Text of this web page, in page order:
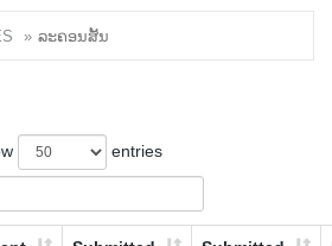
ລະຄອນສັ້ນ
entries